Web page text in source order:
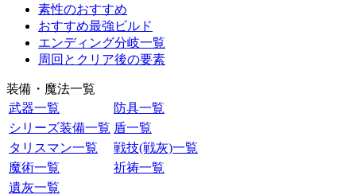
素性のおすすめ
おすすめ最強ビルド
エンディング分岐一覧
周回とクリア後の要素
装備・魔法一覧
武器一覧
防具一覧
シリーズ装備一覧 盾一覧
タリスマン一覧
戦技(戦灰)一覧
魔術一覧
祈祷一覧
遺灰一覧